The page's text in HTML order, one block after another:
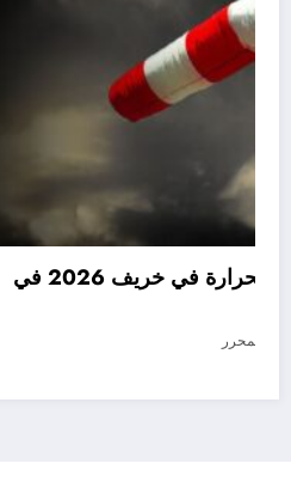
أغسطس 7, 2026